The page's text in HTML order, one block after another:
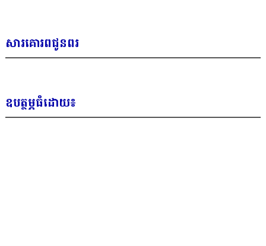
សារគោរពជូនពរ
ឧបត្ថម្ភធំដោយ៖